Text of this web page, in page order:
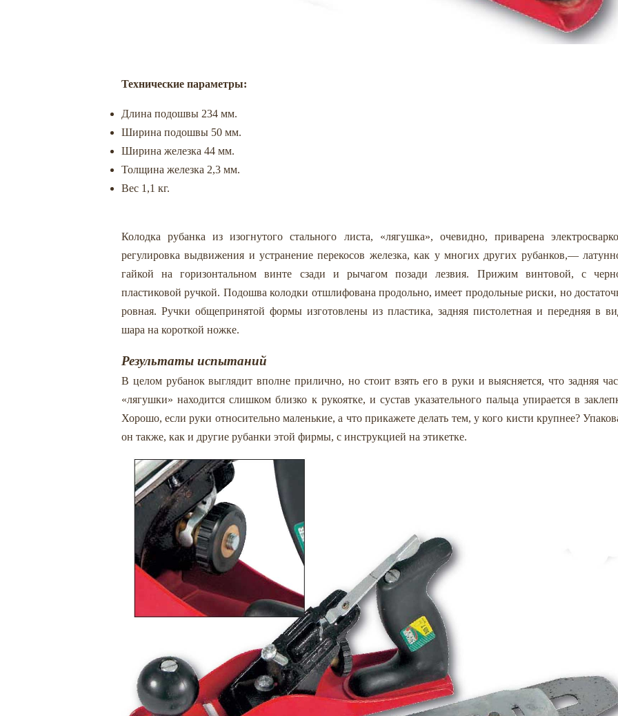
Технические параметры:
Длина подошвы 234 мм.
Ширина подошвы 50 мм.
Ширина железка 44 мм.
Толщина железка 2,3 мм.
Вес 1,1 кг.
Колодка рубанка из изогнутого стального листа, «лягушка», очевидно, приварена
регулировка выдвижения и устранение перекосов железка, как у многих других рубанков,—
гайкой на горизонтальном винте сзади и рычагом позади лезвия. Прижим винтовой, с
пластиковой ручкой. Подошва колодки отшлифована продольно, имеет продольные риски, но
ровная. Ручки общепринятой формы изготовлены из пластика, задняя пистолетная и передняя в
шара на короткой ножке.
Результаты испытаний
В целом рубанок выглядит вполне прилично, но стоит взять его в руки и выясняется, что задняя
«лягушки» находится слишком близко к рукоятке, и сустав указательного пальца упирается в
Хорошо, если руки относительно маленькие, а что прикажете делать тем, у кого кисти крупнее?
он также, как и другие рубанки этой фирмы, с инструкцией на этикетке.